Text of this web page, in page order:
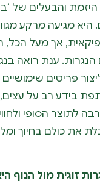
והבעלים של
היא מגיעה מרקע
אך מעל הכל,
ענת רואה
פריטים
בידע רב על עצים,
לתוצר הסופי
את כולם בחיוך
זוגית מול הנוף